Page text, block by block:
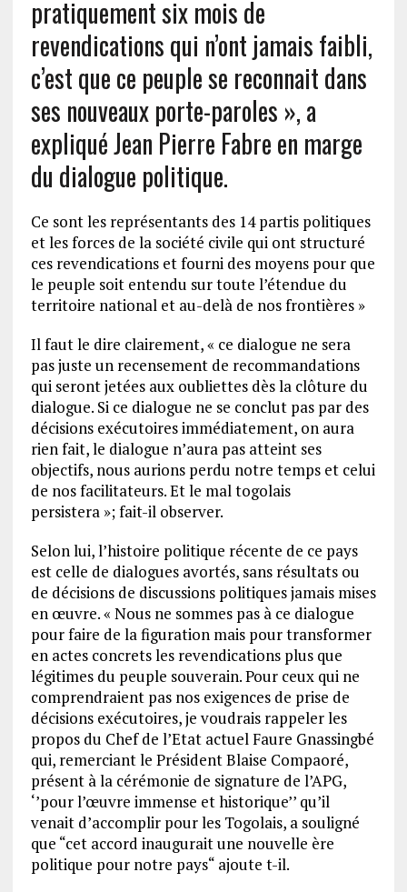
pratiquement six mois de
revendications qui n’ont jamais faibli,
c’est que ce peuple se reconnait dans
ses nouveaux porte-paroles », a
expliqué Jean Pierre Fabre en marge
du dialogue politique.
Ce sont les représentants des 14 partis politiques
et les forces de la société civile qui ont structuré
ces revendications et fourni des moyens pour que
le peuple soit entendu sur toute l’étendue du
territoire national et au-delà de nos frontières »
Il faut le dire clairement, « ce dialogue ne sera
pas juste un recensement de recommandations
qui seront jetées aux oubliettes dès la clôture du
dialogue. Si ce dialogue ne se conclut pas par des
décisions exécutoires immédiatement, on aura
rien fait, le dialogue n’aura pas atteint ses
objectifs, nous aurions perdu notre temps et celui
de nos facilitateurs. Et le mal togolais
persistera »; fait-il observer.
Selon lui, l’histoire politique récente de ce pays
est celle de dialogues avortés, sans résultats ou
de décisions de discussions politiques jamais mises
en œuvre. « Nous ne sommes pas à ce dialogue
pour faire de la figuration mais pour transformer
en actes concrets les revendications plus que
légitimes du peuple souverain. Pour ceux qui ne
comprendraient pas nos exigences de prise de
décisions exécutoires, je voudrais rappeler les
propos du Chef de l’Etat actuel Faure Gnassingbé
qui, remerciant le Président Blaise Compaoré,
présent à la cérémonie de signature de l’APG,
‘’pour l’œuvre immense et historique’’ qu’il
venait d’accomplir pour les Togolais, a souligné
que “cet accord inaugurait une nouvelle ère
politique pour notre pays“ ajoute t-il.